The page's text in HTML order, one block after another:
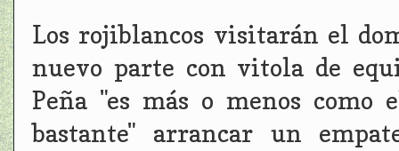
Los rojiblancos visitarán el
nuevo parte con vitola de
Peña "es más o menos como
bastante" arrancar un